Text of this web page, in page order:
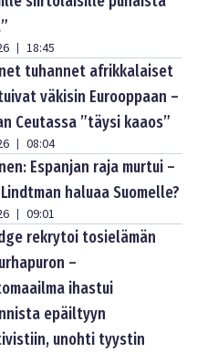
| 18:45
tuhannet afrikkalaiset
väkisin Eurooppaan –
Ceutassa ”täysi kaaos”
| 08:04
Espanjan raja murtui –
haluaa Suomelle?
| 09:01
rekrytoi tosielämän
–
ihastui
epäiltyyn
unohti tyystin